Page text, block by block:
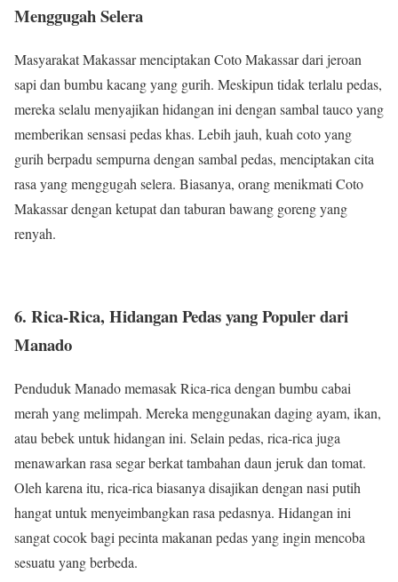
Menggugah Selera
Masyarakat Makassar menciptakan Coto Makassar dari jeroan
sapi dan bumbu kacang yang gurih. Meskipun tidak terlalu pedas,
mereka selalu menyajikan hidangan ini dengan sambal tauco yang
memberikan sensasi pedas khas. Lebih jauh, kuah coto yang
gurih berpadu sempurna dengan sambal pedas, menciptakan cita
rasa yang menggugah selera. Biasanya, orang menikmati Coto
Makassar dengan ketupat dan taburan bawang goreng yang
renyah.
6. Rica-Rica, Hidangan Pedas yang Populer dari
Manado
Penduduk Manado memasak Rica-rica dengan bumbu cabai
merah yang melimpah. Mereka menggunakan daging ayam, ikan,
atau bebek untuk hidangan ini. Selain pedas, rica-rica juga
menawarkan rasa segar berkat tambahan daun jeruk dan tomat.
Oleh karena itu, rica-rica biasanya disajikan dengan nasi putih
hangat untuk menyeimbangkan rasa pedasnya. Hidangan ini
sangat cocok bagi pecinta makanan pedas yang ingin mencoba
sesuatu yang berbeda.